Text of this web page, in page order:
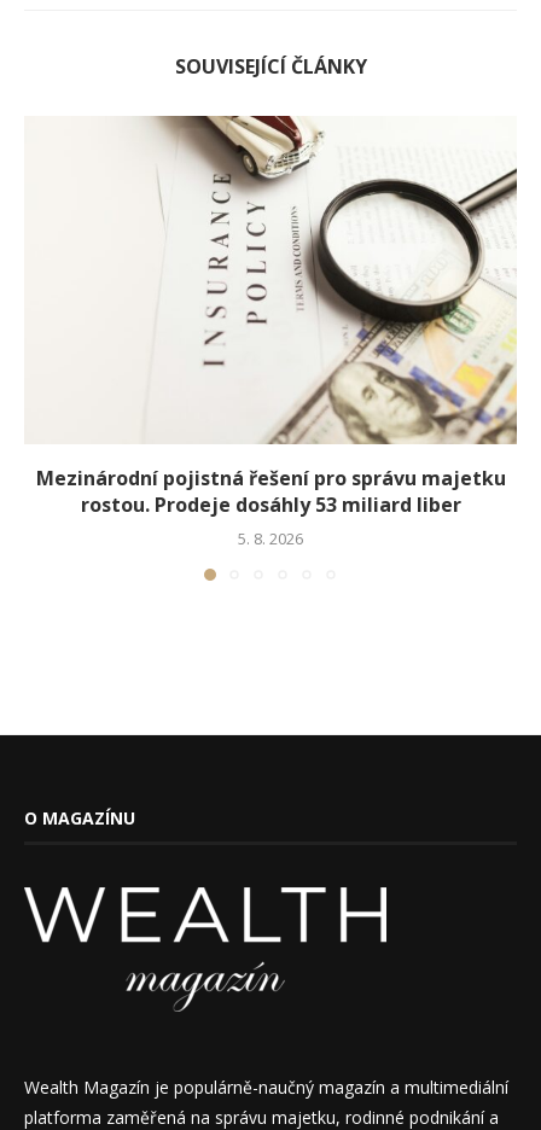
SOUVISEJÍCÍ ČLÁNKY
Mezinárodní pojistná řešení pro správu majetku
rostou. Prodeje dosáhly 53 miliard liber
5. 8. 2026
O MAGAZÍNU
Wealth Magazín je populárně-naučný magazín a multimediální
platforma zaměřená na správu majetku, rodinné podnikání a